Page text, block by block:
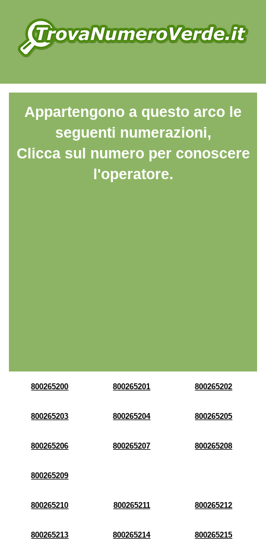
Appartengono a questo arco le
seguenti numerazioni,
Clicca sul numero per conoscere
l'operatore.
800265200 800265201 800265202
800265203 800265204 800265205
800265206 800265207 800265208
800265209
800265210 800265211 800265212
800265213 800265214 800265215